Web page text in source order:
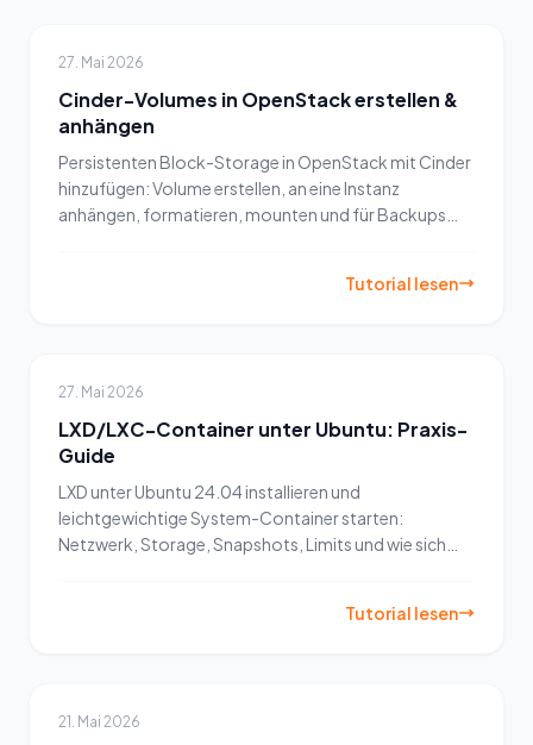
27. Mai 2026
Cinder-Volumes in OpenStack erstellen &
anhängen
Persistenten Block-Storage in OpenStack mit Cinder
hinzufügen: Volume erstellen, an eine Instanz
anhängen, formatieren, mounten und für Backups
Tutorial lesen
27. Mai 2026
LXD/LXC-Container unter Ubuntu: Praxis-
Guide
LXD unter Ubuntu 24.04 installieren und
leichtgewichtige System-Container starten:
Netzwerk, Storage, Snapshots, Limits und wie sich
Tutorial lesen
21. Mai 2026